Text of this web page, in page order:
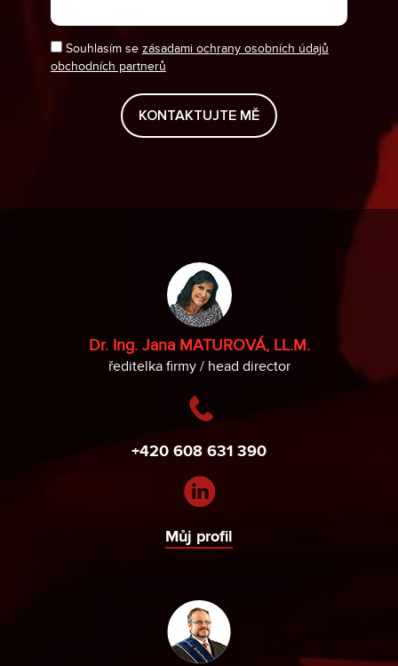
Souhlasím se zásadami ochrany osobních údajů
obchodních partnerů
Dr. Ing. Jana MATUROVÁ, LL.M.
ředitelka firmy / head director
+420 608 631 390
Můj profil